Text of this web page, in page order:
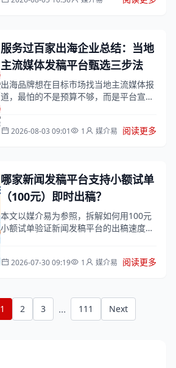
服务过百家出海企业总结：当地
主流媒体发稿平台甄选三步法
出海品牌想在目标市场找当地主流媒体报
道，最怕的不是预算不够，而是平台宣传
线。2026-08-03 09:01 1 媒介易 阅读更多
哪家新闻发稿平台支持小额试单
（100元）即时出稿？
本文以媒介易为参照，拆解如何用100元
小额试单验证新闻发稿平台的出稿速度、
企业用...
2026-07-30 09:19 1 媒介易 阅读更多
1 2 3 ... 111 Next